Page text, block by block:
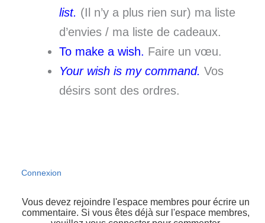
list. (Il n’y a plus rien sur) ma liste
d’envies / ma liste de cadeaux.
To make a wish. Faire un vœu.
Your wish is my command. Vos
désirs sont des ordres.
Connexion
Vous devez rejoindre l'espace membres pour écrire un
commentaire. Si vous êtes déjà sur l'espace membres,